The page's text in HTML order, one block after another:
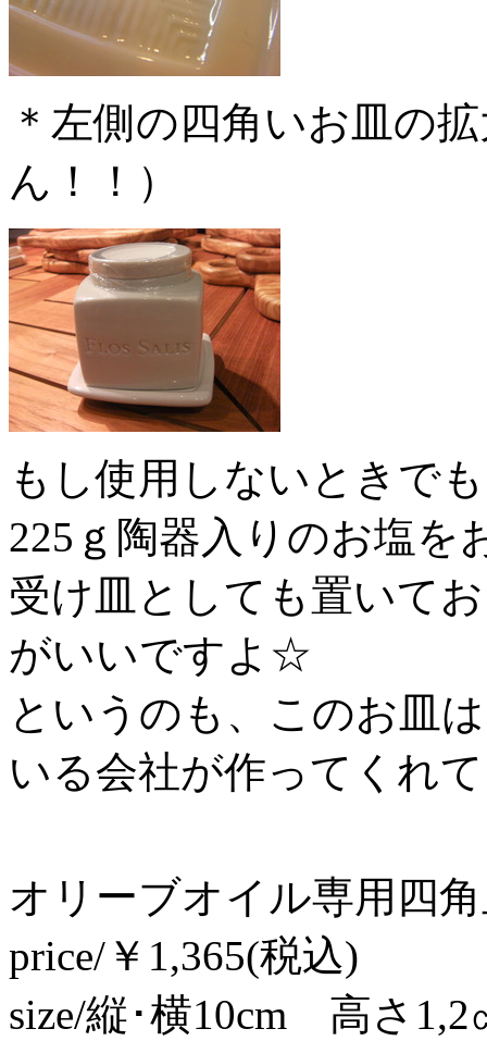
＊左側の四角いお皿の
ん！！）
もし使用しないとき
225ｇ陶器入りのお塩を
受け皿としても置いて
がいいですよ☆
というのも、このお
いる会社が作ってくれ
オリーブオイル専用四
price/￥1,365(税込)
size/縦･横10cm 高さ1,2